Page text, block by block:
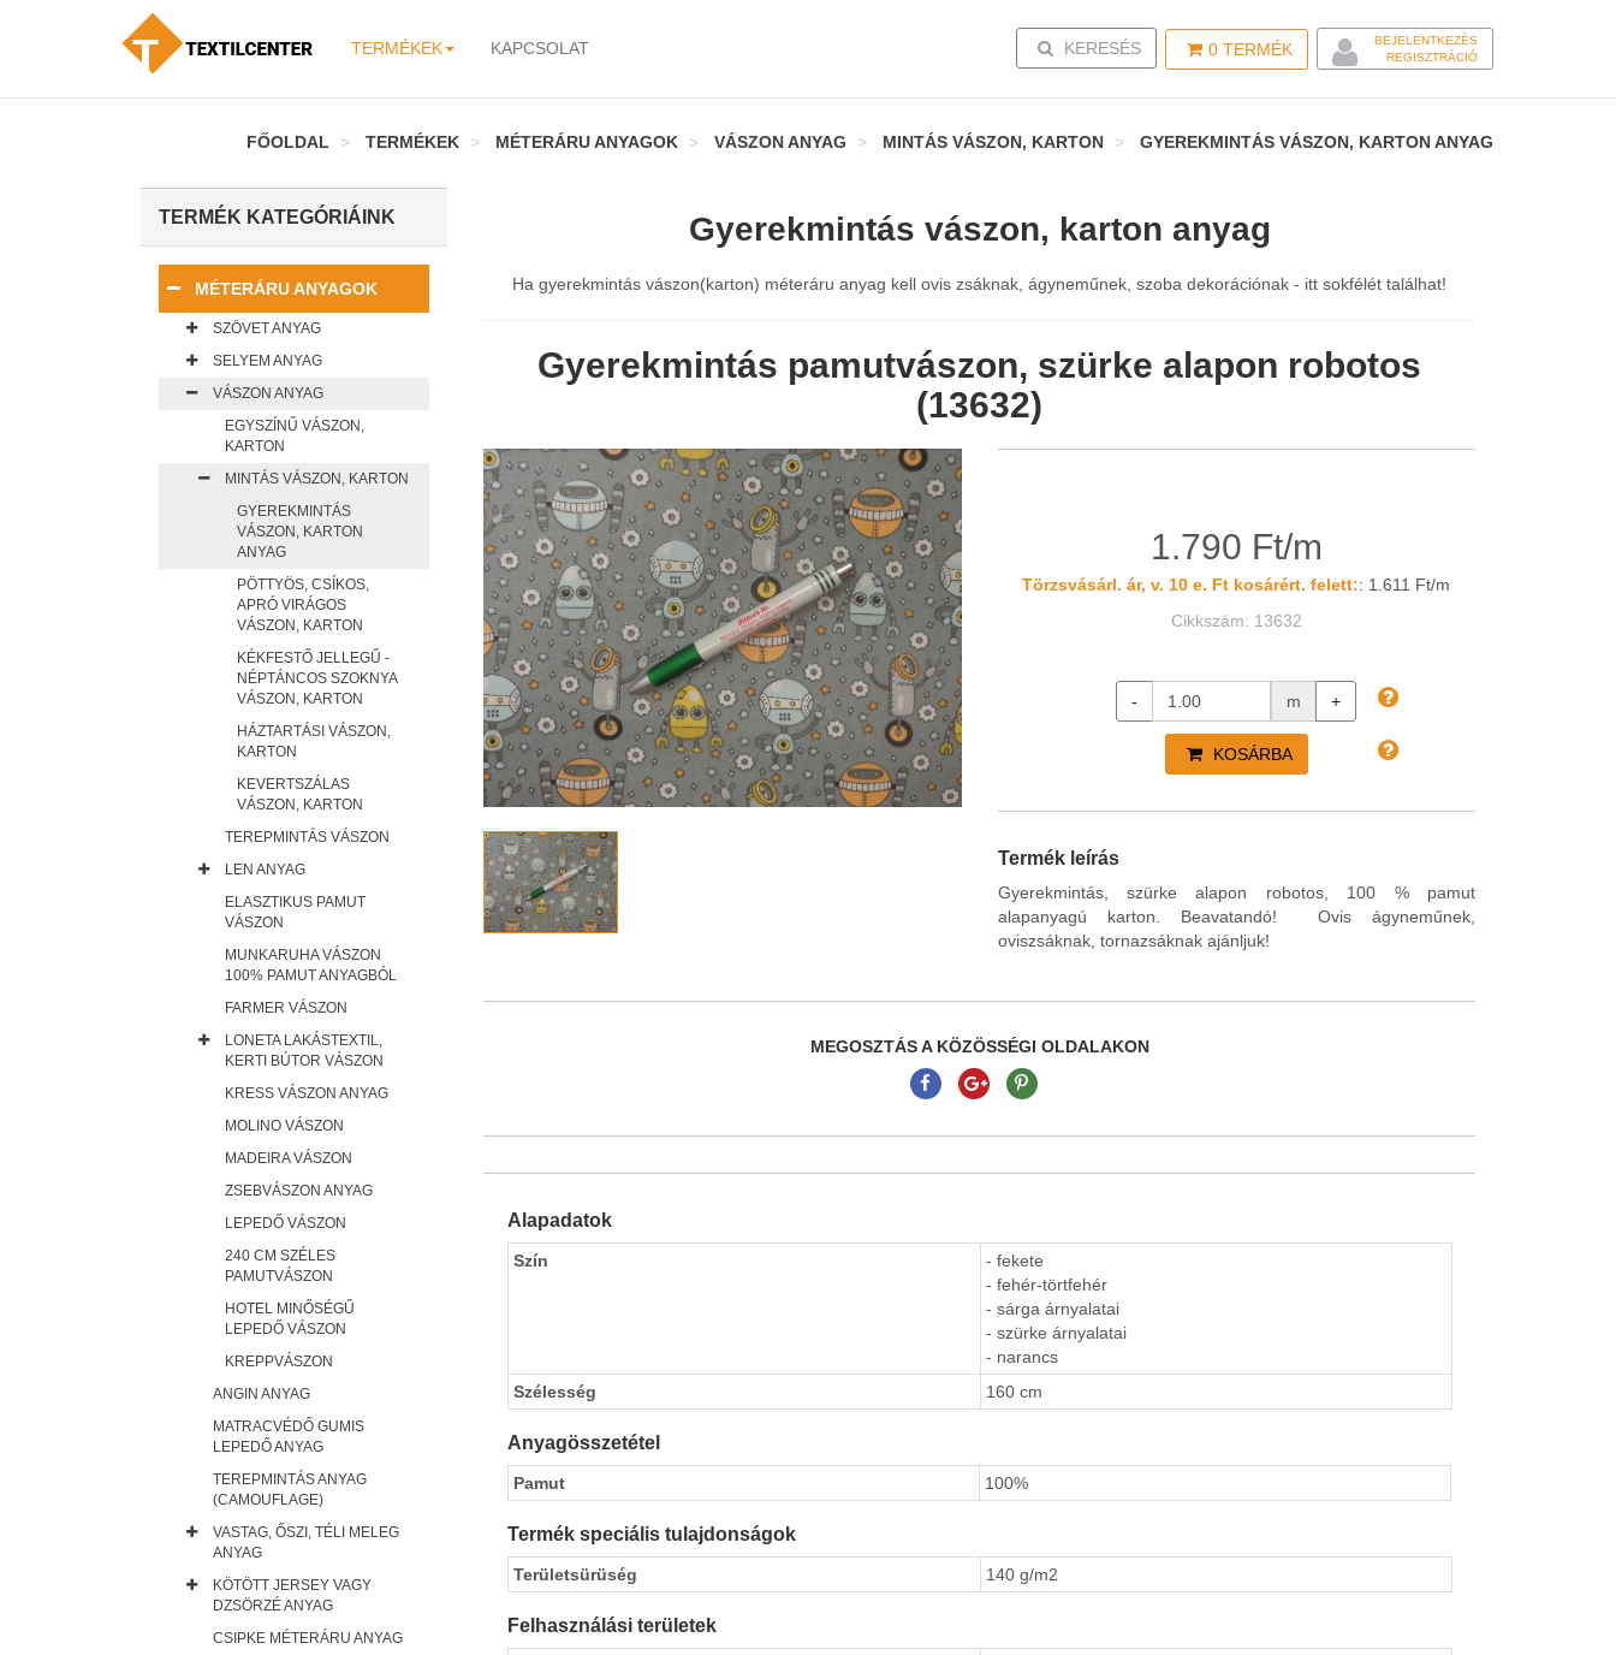
TERMÉKEK KAPCSOLAT 0 TERMÉK
BEJELENTKEZÉS
REGISZTRÁCIÓ
TOGGLE SEARCH
KERESÉS
FŐOLDAL TERMÉKEK MÉTERÁRU ANYAGOK VÁSZON ANYAG MINTÁS VÁSZON, KARTON GYEREKMINTÁS VÁSZON, KARTON ANYAG
Gyerekmintás vászon, karton anyag
Ha gyerekmintás vászon(karton) méteráru anyag kell ovis zsáknak, ágyneműnek, szoba dekorációnak - itt sokfélét találhat!
Gyerekmintás pamutvászon, szürke alapon robotos
(13632)
1.790 Ft/m
Törzsvásárl. ár, v. 10 e. Ft kosárért. felett:: 1.611 Ft/m
Cikkszám: 13632
- m +
KOSÁRBA
Termék leírás
Gyerekmintás, szürke alapon robotos, 100 % pamut
alapanyagú karton. Beavatandó! Ovis ágyneműnek,
oviszsáknak, tornazsáknak ajánljuk!
MEGOSZTÁS A KÖZÖSSÉGI OLDALAKON
Alapadatok
Szín
- fekete
- fehér-törtfehér
- sárga árnyalatai
- szürke árnyalatai
- narancs
Szélesség
160 cm
Anyagösszetétel
Pamut 100%
Termék speciális tulajdonságok
Területsürüség 140 g/m2
Felhasználási területek
TERMÉK KATEGÓRIÁINK
MÉTERÁRU ANYAGOK
SZÖVET ANYAG
SELYEM ANYAG
VÁSZON ANYAG
EGYSZÍNŰ VÁSZON,
KARTON
MINTÁS VÁSZON, KARTON
GYEREKMINTÁS
VÁSZON, KARTON
ANYAG
PÖTTYÖS, CSÍKOS,
APRÓ VIRÁGOS
VÁSZON, KARTON
KÉKFESTŐ JELLEGŰ -
NÉPTÁNCOS SZOKNYA
VÁSZON, KARTON
HÁZTARTÁSI VÁSZON,
KARTON
KEVERTSZÁLAS
VÁSZON, KARTON
TEREPMINTÁS VÁSZON
LEN ANYAG
ELASZTIKUS PAMUT
VÁSZON
MUNKARUHA VÁSZON
100% PAMUT ANYAGBÓL
FARMER VÁSZON
LONETA LAKÁSTEXTIL,
KERTI BÚTOR VÁSZON
KRESS VÁSZON ANYAG
MOLINO VÁSZON
MADEIRA VÁSZON
ZSEBVÁSZON ANYAG
LEPEDŐ VÁSZON
240 CM SZÉLES
PAMUTVÁSZON
HOTEL MINŐSÉGŰ
LEPEDŐ VÁSZON
KREPPVÁSZON
ANGIN ANYAG
MATRACVÉDŐ GUMIS
LEPEDŐ ANYAG
TEREPMINTÁS ANYAG
(CAMOUFLAGE)
VASTAG, ŐSZI, TÉLI MELEG
ANYAG
KÖTÖTT JERSEY VAGY
DZSÖRZÉ ANYAG
CSIPKE MÉTERÁRU ANYAG